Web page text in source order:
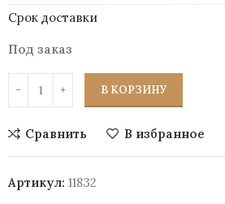
Срок доставки
Под заказ
В КОРЗИНУ
Сравнить В избранное
Артикул: 11832